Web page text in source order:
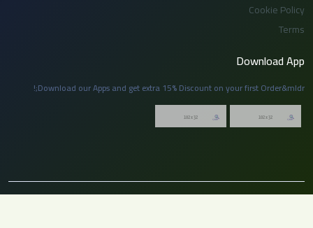
Cookie Policy
Terms
Download App
Download our Apps and get extra 15% Discount on your first Order&mldr;!